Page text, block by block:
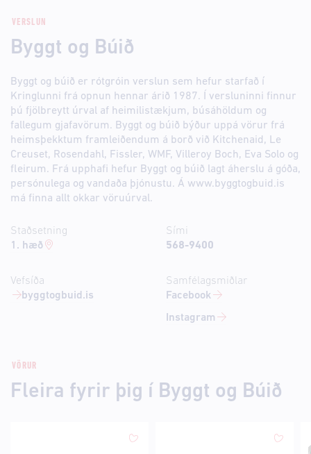
VERSLUN
Byggt og Búið
Byggt og búið er rótgróin verslun sem hefur starfað í
Kringlunni frá opnun hennar árið 1987. Í versluninni finnur
þú fjölbreytt úrval af heimilistækjum, búsáhöldum og
fallegum gjafavörum. Byggt og búið býður uppá vörur frá
heimsþekktum framleiðendum á borð við Kitchenaid, Le
Creuset, Rosendahl, Fissler, WMF, Villeroy Boch, Eva Solo og
fleirum. Frá upphafi hefur Byggt og búið lagt áherslu á góða,
persónulega og vandaða þjónustu. Á www.byggtogbuid.is
má finna allt okkar vöruúrval.
Staðsetning
1. hæð
Vefsíða
byggtogbuid.is
Sími
568-9400
Samfélagsmiðlar
Facebook
Instagram
VÖRUR
Fleira fyrir þig í Byggt og Búið